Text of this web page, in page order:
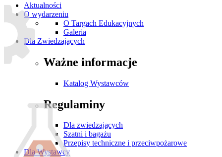
Aktualności
O wydarzeniu
O Targach Edukacyjnych
Galeria
Dla Zwiedzających
Ważne informacje
Katalog Wystawców
Regulaminy
Dla zwiedzających
Szatni i bagażu
Przepisy techniczne i przeciwpożarowe
Dla Wystawcy